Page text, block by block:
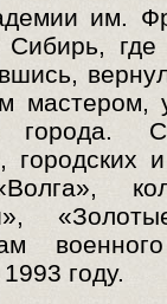
им.
где
мастером,
города.
городских
году.